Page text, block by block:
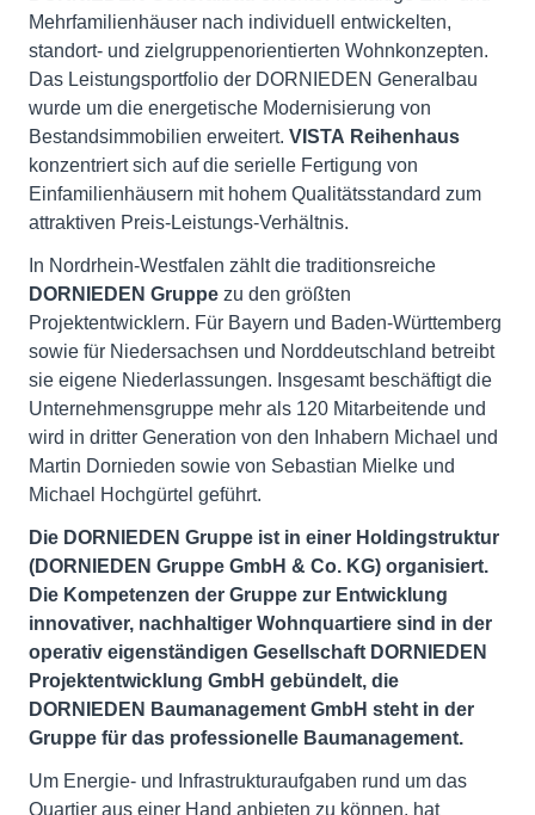
Mehrfamilienhäuser nach individuell entwickelten,
standort- und zielgruppenorientierten Wohnkonzepten.
Das Leistungsportfolio der DORNIEDEN Generalbau
wurde um die energetische Modernisierung von
Bestandsimmobilien erweitert. VISTA Reihenhaus
konzentriert sich auf die serielle Fertigung von
Einfamilienhäusern mit hohem Qualitätsstandard zum
attraktiven Preis-Leistungs-Verhältnis.
In Nordrhein-Westfalen zählt die traditionsreiche
DORNIEDEN Gruppe zu den größten
Projektentwicklern. Für Bayern und Baden-Württemberg
sowie für Niedersachsen und Norddeutschland betreibt
sie eigene Niederlassungen. Insgesamt beschäftigt die
Unternehmensgruppe mehr als 120 Mitarbeitende und
wird in dritter Generation von den Inhabern Michael und
Martin Dornieden sowie von Sebastian Mielke und
Michael Hochgürtel geführt.
Die DORNIEDEN Gruppe ist in einer Holdingstruktur
(DORNIEDEN Gruppe GmbH & Co. KG) organisiert.
Die Kompetenzen der Gruppe zur Entwicklung
innovativer, nachhaltiger Wohnquartiere sind in der
operativ eigenständigen Gesellschaft DORNIEDEN
Projektentwicklung GmbH gebündelt, die
DORNIEDEN Baumanagement GmbH steht in der
Gruppe für das professionelle Baumanagement.
Um Energie- und Infrastrukturaufgaben rund um das
Quartier aus einer Hand anbieten zu können, hat